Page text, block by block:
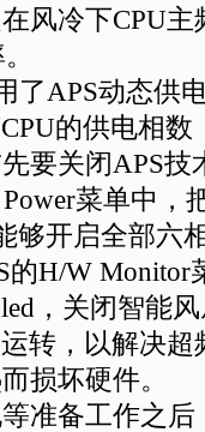
风冷下CPU主
APS动态供
的供电相
要关闭APS技
菜单中，
够开启全部六
H/W Monitor
，关闭智能
转，以解决
损坏硬件。
备工作之后